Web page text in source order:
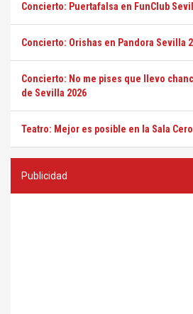
Concierto: Puertafalsa en FunClub
Concierto: Orishas en Pandora Sevilla
Concierto: No me pises que llevo
de Sevilla 2026
Teatro: Mejor es posible en la Sala
Publicidad